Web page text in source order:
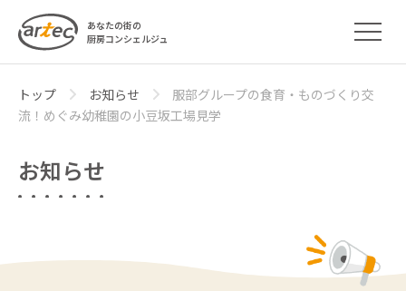
あなたの街の
厨房コンシェルジュ
トップ お知らせ
服部グループの食育・ものづくり交
流！めぐみ幼稚園の小豆坂工場見学
お知らせ